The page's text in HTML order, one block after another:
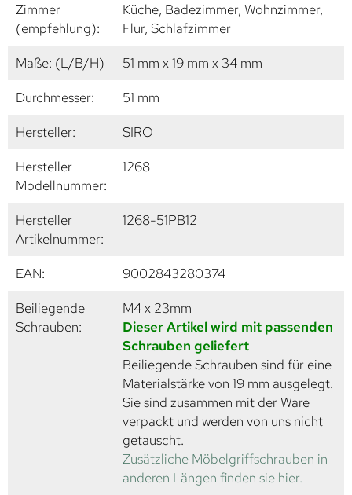
Zimmer
(empfehlung):
Küche, Badezimmer, Wohnzimmer,
Flur, Schlafzimmer
Maße: (L/B/H)
51 mm x 19 mm x 34 mm
Durchmesser:
51 mm
Hersteller:
SIRO
Hersteller
Modellnummer:
1268
Hersteller
Artikelnummer:
1268-51PB12
EAN:
9002843280374
Beiliegende
Schrauben:
M4 x 23mm
Dieser Artikel wird mit passenden
Schrauben geliefert
Beiliegende Schrauben sind für eine
Materialstärke von 19 mm ausgelegt.
Sie sind zusammen mit der Ware
verpackt und werden von uns nicht
getauscht.
Zusätzliche Möbelgriffschrauben in
anderen Längen finden sie hier.